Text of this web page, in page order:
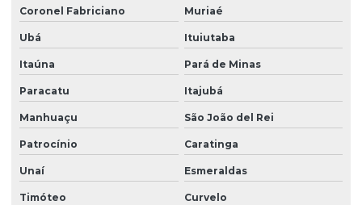
Coronel Fabriciano Muriaé
Ubá Ituiutaba
Itaúna Pará de Minas
Paracatu Itajubá
Manhuaçu São João del Rei
Patrocínio Caratinga
Unaí Esmeraldas
Timóteo Curvelo